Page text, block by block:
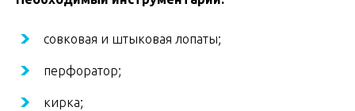
совковая и штыковая лопаты;
перфоратор;
кирка;